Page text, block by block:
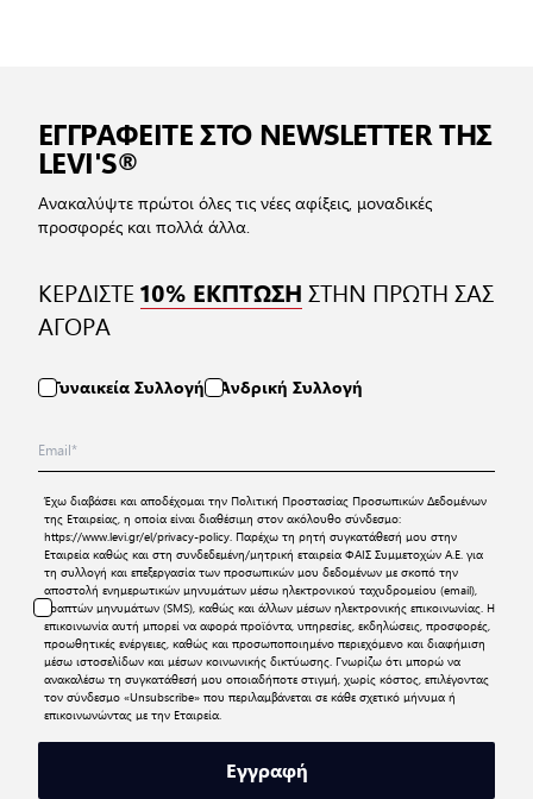
ΕΓΓΡΑΦΕΙΤΕ ΣΤΟ NEWSLETTER ΤΗΣ
LEVI'S®
Ανακαλύψτε πρώτοι όλες τις νέες αφίξεις, μοναδικές
προσφορές και πολλά άλλα.
ΚΕΡΔΙΣΤΕ10% ΕΚΠΤΩΣΗ ΣΤΗΝ ΠΡΩΤΗ ΣΑΣ
ΑΓΟΡΑ
Γυναικεία Συλλογή Ανδρική Συλλογή
Έχω διαβάσει και αποδέχομαι την Πολιτική Προστασίας Προσωπικών Δεδομένων
της Εταιρείας, η οποία είναι διαθέσιμη στον ακόλουθο σύνδεσμο:
https://www.levi.gr/el/privacy-policy. Παρέχω τη ρητή συγκατάθεσή μου στην
Εταιρεία καθώς και στη συνδεδεμένη/μητρική εταιρεία ΦΑΙΣ Συμμετοχών Α.Ε. για
τη συλλογή και επεξεργασία των προσωπικών μου δεδομένων με σκοπό την
αποστολή ενημερωτικών μηνυμάτων μέσω ηλεκτρονικού ταχυδρομείου (email),
γραπτών μηνυμάτων (SMS), καθώς και άλλων μέσων ηλεκτρονικής επικοινωνίας. Η
επικοινωνία αυτή μπορεί να αφορά προϊόντα, υπηρεσίες, εκδηλώσεις, προσφορές,
προωθητικές ενέργειες, καθώς και προσωποποιημένο περιεχόμενο και διαφήμιση
μέσω ιστοσελίδων και μέσων κοινωνικής δικτύωσης. Γνωρίζω ότι μπορώ να
ανακαλέσω τη συγκατάθεσή μου οποιαδήποτε στιγμή, χωρίς κόστος, επιλέγοντας
τον σύνδεσμο «Unsubscribe» που περιλαμβάνεται σε κάθε σχετικό μήνυμα ή
επικοινωνώντας με την Εταιρεία.
Εγγραφή